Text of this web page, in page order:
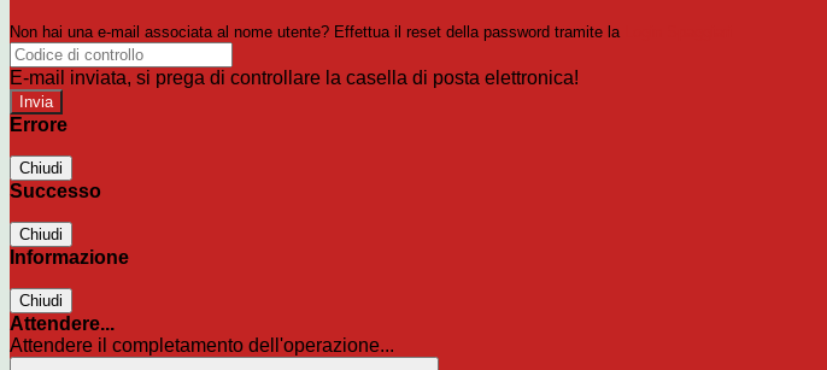
Non hai una e-mail associata al nome utente? Effettua il reset della password tramite la
E-mail inviata, si prega di controllare la casella di posta elettronica!
Errore
Chiudi
Successo
Chiudi
Informazione
Chiudi
Attendere...
Attendere il completamento dell'operazione...